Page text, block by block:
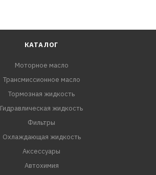
КАТАЛОГ
Моторное масло
Трансмиссионное масло
Тормозная жидкость
Гидравлическая жидкость
Фильтры
Охлаждающая жидкость
Аксессуары
Автохимия